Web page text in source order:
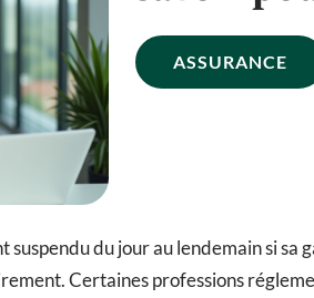
ASSURANCE
suspendu du jour au lendemain si sa
Certaines professions